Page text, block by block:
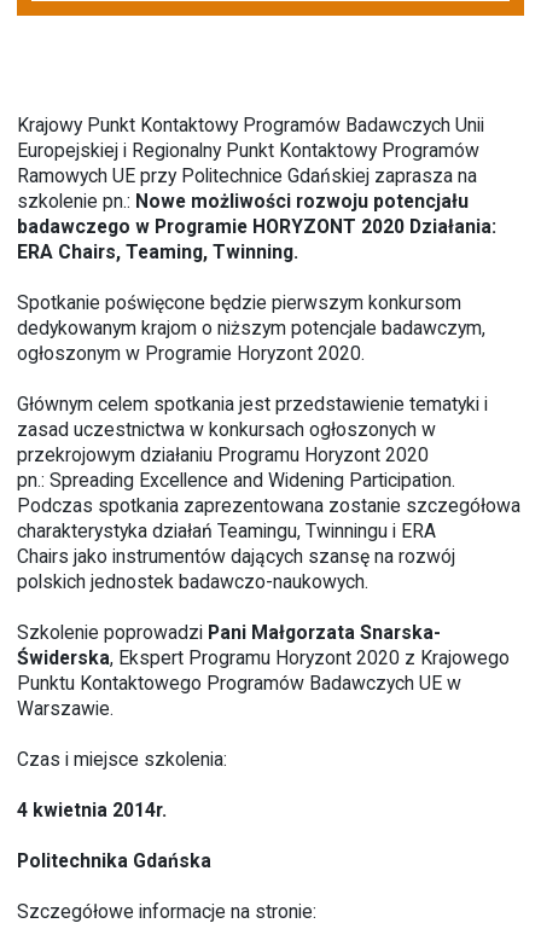
Krajowy Punkt Kontaktowy Programów Badawczych Unii
Europejskiej i Regionalny Punkt Kontaktowy Programów
Ramowych UE przy Politechnice Gdańskiej zaprasza na
szkolenie pn.: Nowe możliwości rozwoju potencjału
badawczego w Programie HORYZONT 2020 Działania:
ERA Chairs, Teaming, Twinning.
Spotkanie poświęcone będzie pierwszym konkursom
dedykowanym krajom o niższym potencjale badawczym,
ogłoszonym w Programie Horyzont 2020.
Głównym celem spotkania jest przedstawienie tematyki i
zasad uczestnictwa w konkursach ogłoszonych w
przekrojowym działaniu Programu Horyzont 2020
pn.: Spreading Excellence and Widening Participation.
Podczas spotkania zaprezentowana zostanie szczegółowa
charakterystyka działań Teamingu, Twinningu i ERA
Chairs jako instrumentów dających szansę na rozwój
polskich jednostek badawczo-naukowych.
Szkolenie poprowadzi Pani Małgorzata Snarska-
Świderska, Ekspert Programu Horyzont 2020 z Krajowego
Punktu Kontaktowego Programów Badawczych UE w
Warszawie.
Czas i miejsce szkolenia:
4 kwietnia 2014r.
Politechnika Gdańska
Szczegółowe informacje na stronie: